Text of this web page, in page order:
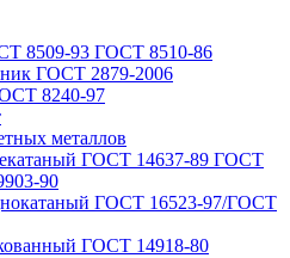
8509-93 ГОСТ 8510-86
ГОСТ 2879-2006
8240-97
металлов
ГОСТ 14637-89 ГОСТ
90
ГОСТ 16523-97/ГОСТ
ГОСТ 14918-80